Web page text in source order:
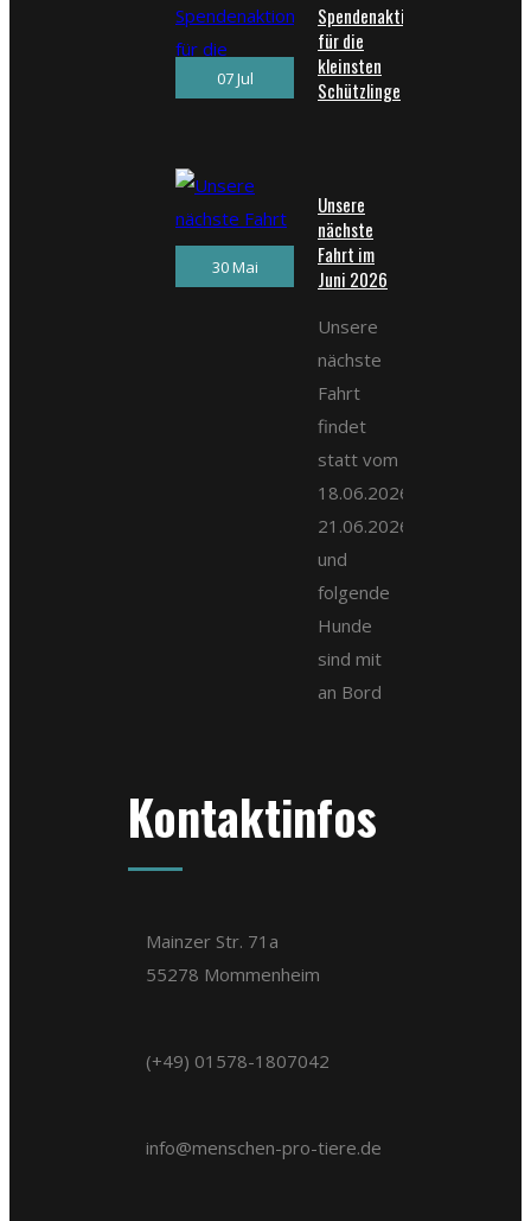
07 Jul
Spendenaktion
für die
kleinsten
Schützlinge
30 Mai
Unsere
nächste
Fahrt im
Juni 2026
Unsere
nächste
Fahrt
findet
statt vom
18.06.2026-
21.06.2026
und
folgende
Hunde
sind mit
an Bord
Kontaktinfos
Mainzer Str. 71a
55278 Mommenheim
(+49) 01578-1807042
info@menschen-pro-tiere.de